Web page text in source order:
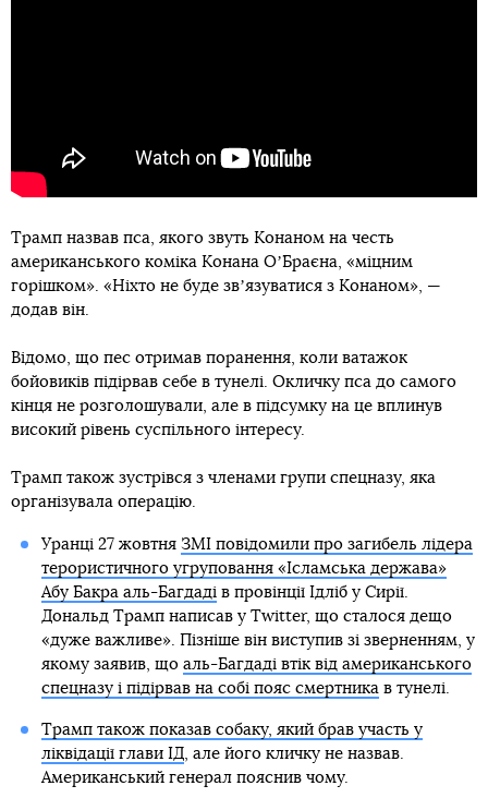
Трамп назвав пса, якого звуть Конаном на честь
американського коміка Конана ОʼБраєна, «міцним
горішком». «Ніхто не буде звʼязуватися з Конаном», —
додав він.
Відомо, що пес отримав поранення, коли ватажок
бойовиків підірвав себе в тунелі. Окличку пса до самого
кінця не розголошували, але в підсумку на це вплинув
високий рівень суспільного інтересу.
Трамп також зустрівся з членами групи спецназу, яка
організувала операцію.
Уранці 27 жовтня ЗМІ повідомили про загибель лідера
терористичного угруповання «Ісламська держава»
Абу Бакра аль-Багдадів провінції Ідліб у Сирії.
Дональд Трамп написав у Twitter, що сталося дещо
«дуже важливе». Пізніше він виступив зі зверненням, у
якому заявив, що аль-Багдаді втік від американського
спецназу і підірвав на собі пояс смертникав тунелі.
Трамп також показав собаку, який брав участь у
ліквідації глави ІД, але його кличку не назвав.
Американський генерал пояснив чому.